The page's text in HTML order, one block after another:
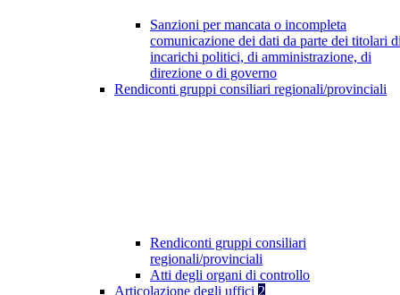
Sanzioni per mancata o incompleta
comunicazione dei dati da parte dei titolari
incarichi politici, di amministrazione, di
direzione o di governo
Rendiconti gruppi consiliari regionali/provinciali
Rendiconti gruppi consiliari
regionali/provinciali
Atti degli organi di controllo
Articolazione degli uffici 2